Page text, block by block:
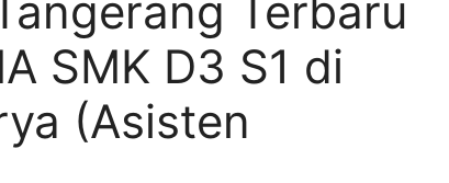
Terbaru
SMK D3 S1 di
(Asisten